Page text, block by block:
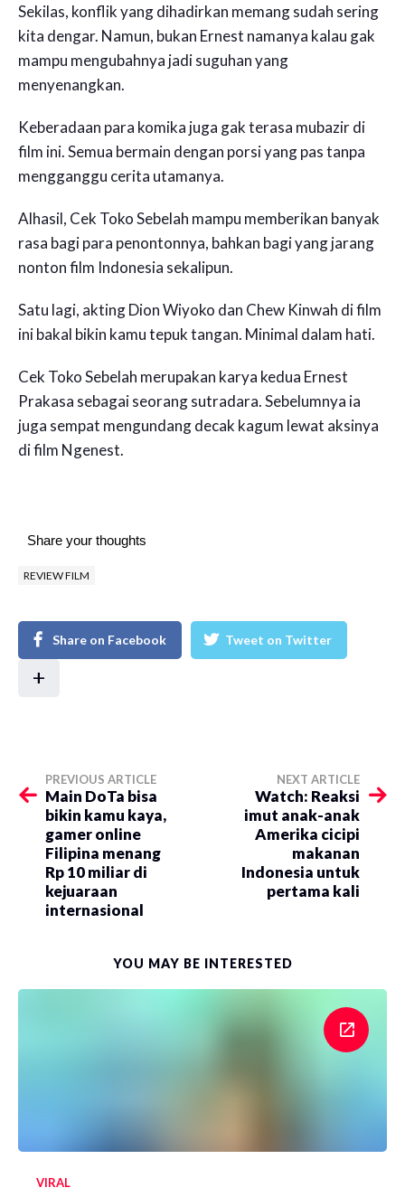
Sekilas, konflik yang dihadirkan memang sudah sering
kita dengar. Namun, bukan Ernest namanya kalau gak
mampu mengubahnya jadi suguhan yang
menyenangkan.
Keberadaan para komika juga gak terasa mubazir di
film ini. Semua bermain dengan porsi yang pas tanpa
mengganggu cerita utamanya.
Alhasil, Cek Toko Sebelah mampu memberikan banyak
rasa bagi para penontonnya, bahkan bagi yang jarang
nonton film Indonesia sekalipun.
Satu lagi, akting Dion Wiyoko dan Chew Kinwah di film
ini bakal bikin kamu tepuk tangan. Minimal dalam hati.
Cek Toko Sebelah merupakan karya kedua Ernest
Prakasa sebagai seorang sutradara. Sebelumnya ia
juga sempat mengundang decak kagum lewat aksinya
di film Ngenest.
Share your thoughts
REVIEW FILM
Share on Facebook Tweet on Twitter
+
PREVIOUS ARTICLE
Main DoTa bisa
bikin kamu kaya,
gamer online
Filipina menang
Rp 10 miliar di
kejuaraan
internasional
NEXT ARTICLE
Watch: Reaksi
imut anak-anak
Amerika cicipi
makanan
Indonesia untuk
pertama kali
YOU MAY BE INTERESTED
VIRAL